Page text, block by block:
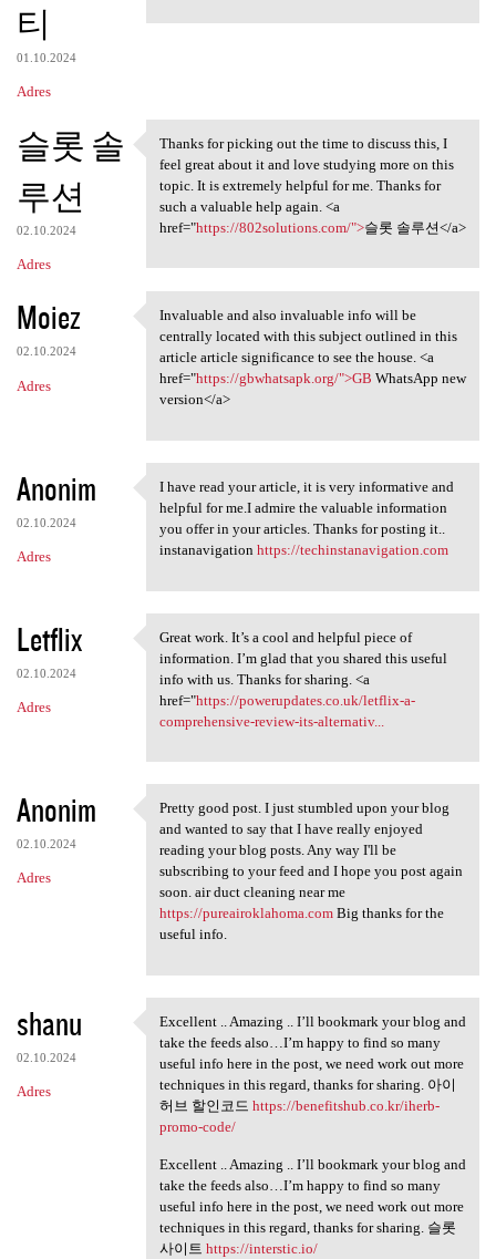
티
01.10.2024
Adres
슬롯 솔
루션
02.10.2024
Adres
Thanks for picking out the
Thanks for picking out the time to discuss this, I
feel great about it and love studying more on this
topic. It is extremely helpful for me. Thanks for
such a valuable help again. <a
href="https://802solutions.com/">슬롯 솔루션</a>
Moiez
02.10.2024
Adres
Invaluable and also
Invaluable and also invaluable info will be
centrally located with this subject outlined in this
article article significance to see the house. <a
href="https://gbwhatsapk.org/">GB WhatsApp new
version</a>
Anonim
02.10.2024
Adres
I have read your article, it
I have read your article, it is very informative and
helpful for me.I admire the valuable information
you offer in your articles. Thanks for posting it..
instanavigation https://techinstanavigation.com
Letflix
02.10.2024
Adres
Great work. It’s a cool and
Great work. It’s a cool and helpful piece of
information. I’m glad that you shared this useful
info with us. Thanks for sharing. <a
href="https://powerupdates.co.uk/letflix-a-
comprehensive-review-its-alternativ...
Anonim
02.10.2024
Adres
Pretty good post. I just
Pretty good post. I just stumbled upon your blog
and wanted to say that I have really enjoyed
reading your blog posts. Any way I'll be
subscribing to your feed and I hope you post again
soon. air duct cleaning near me
https://pureairoklahoma.comBig thanks for the
useful info.
shanu
02.10.2024
Adres
Excellent .. Amazing .. I’ll
Excellent .. Amazing .. I’ll bookmark your blog and
take the feeds also…I’m happy to find so many
useful info here in the post, we need work out more
techniques in this regard, thanks for sharing. 아이
허브 할인코드 https://benefitshub.co.kr/iherb-
promo-code/
Excellent .. Amazing .. I’ll bookmark your blog and
take the feeds also…I’m happy to find so many
useful info here in the post, we need work out more
techniques in this regard, thanks for sharing. 슬롯
사이트 https://interstic.io/